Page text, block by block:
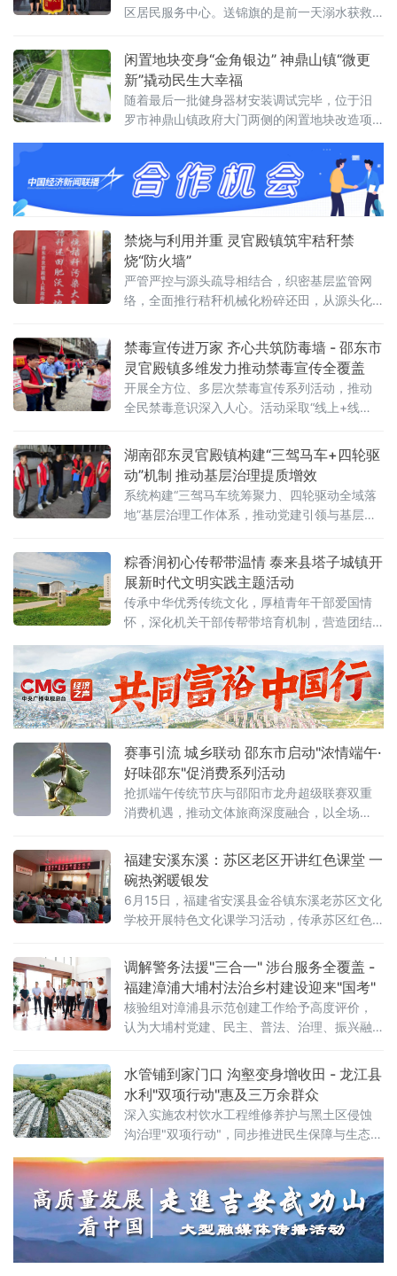
区居民服务中心。送锦旗的是前一天溺水获救
度哽咽，反复致谢。这场感人场景，源自一场
与时间赛跑的惊险救援。被救助者汤向阳的弟
弟为救人者献上锦旗7月6日下午，汨罗市受持
续强降雨影响，部分低洼路段出现内涝积水。
汤向阳骑电动车途经新市街道一处临河路段
时，因路面湿滑、视线受阻，车辆失控冲入河
道，
闲置地块变身“金角银边” 神鼎山镇“微更
新”撬动民生大幸福
随着最后一批健身器材安装调试完毕，位于汨
罗市神鼎山镇政府大门两侧的闲置地块改造项
的区域，历时54天施工，从杂草丛生之地蜕变
为集生态停车、休闲健身于一体的复合型公共
空间，成为当地推进城镇“微更新”的一处生动样
本。项目动工前，镇政府组织专班开展为期一
周的民意调研，通过入户走访和便民服务窗口
问卷，累计收集周边居民及办事群众有效反馈
200余
禁烧与利用并重 灵官殿镇筑牢秸秆禁
烧“防火墙”
严管严控与源头疏导相结合，织密基层监管网
络，全面推行秸秆机械化粉碎还田，从源头化
级网格，实现全天候闭环管控。灵官殿镇严格
落实属地管理责任，建立镇、村、组三级秸秆
禁烧网格化管理机制，将全镇农田划片分区，
每一地块均明确包保干部与网格员，
禁毒宣传进万家 齐心共筑防毒墙 - 邵东市
灵官殿镇多维发力推动禁毒宣传全覆盖
开展全方位、多层次禁毒宣传系列活动，推动
全民禁毒意识深入人心。活动采取“线上+线
主干道设立集中宣传点，通过悬挂横幅、陈列
展板、展示新型毒
湖南邵东灵官殿镇构建“三驾马车+四轮驱
动”机制 推动基层治理提质增效‌
系统构建“三驾马车统筹聚力、四轮驱动全域落
地”基层治理工作体系，推动党建引领与基层实
为统领，构建“三驾马车”顶层架构，配套“四轮
驱动”落地载体，形成“制度设计—机制运行—成
效评估”闭环：治理维度 核心机制 实施
粽香润初心传帮带温情 泰来县塔子城镇开
展新时代文明实践主题活动
传承中华优秀传统文化，厚植青年干部爱国情
怀，深化机关干部传帮带培育机制，营造团结
新时代文明实践所联合村级新时代文明实践
站、镇社会工作服务站，组织镇机关年轻干部
开展“我们的节日·端午节”主题文明实践活动。
活动寓教于乐、循序渐进，兼具文化性、趣味
午民俗及屈
赛事引流 城乡联动 邵东市启动"浓情端午·
好味邵东"促消费系列活动
抢抓端午传统节庆与邵阳市龙舟超级联赛双重
消费机遇，推动文体旅商深度融合，以全场
午，邵东市召开专题调度会，统筹部署七大主
题促消费活动与龙舟赛事第二现场筹备工作。
会议明确三大乡村文旅消费活动——流泽镇"品
梅流泽·端午鲜享"、堡
福建安溪东溪：苏区老区开讲红色课堂 一
碗热粥暖银发
6月15日，福建省安溪县金谷镇东溪老苏区文化
学校开展特色文化课学习活动，传承苏区红色
老有所学、老有所乐、老有所为的良好氛围。
本次活动课程由东溪老年协会副会长陈培家主
讲。课程内容丰富务实，涵盖苏区精神宣讲、
老年健康养生知识科普以及“老有所为”主题教
育，引导老年乡亲传承红色基因、注重健康养
调解警务法援"三合一" 涉台服务全覆盖 -
福建漳浦大埔村法治乡村建设迎来"国考"
核验组对漳浦县示范创建工作给予高度评价，
认为大埔村党建、民主、普法、治理、振兴融
鉴、深化经验交流共享。
水管铺到家门口 沟壑变身增收田 - 龙江县
水利"双项行动"惠及三万余群众
深入实施农村饮水工程维修养护与黑土区侵蚀
沟治理"双项行动"，同步推进民生保障与生态修
程维修养护项目，覆盖10个乡镇29个行政村、
38个自然屯，惠及常住群众37412名；同步推
进总投资3188万元的黑土区侵蚀沟治理工程，
可有效保护耕地3098公顷，